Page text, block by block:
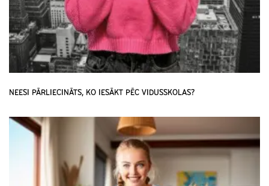
NEESI PĀRLIECINĀTS, KO IESĀKT PĒC VIDUSSKOLAS?